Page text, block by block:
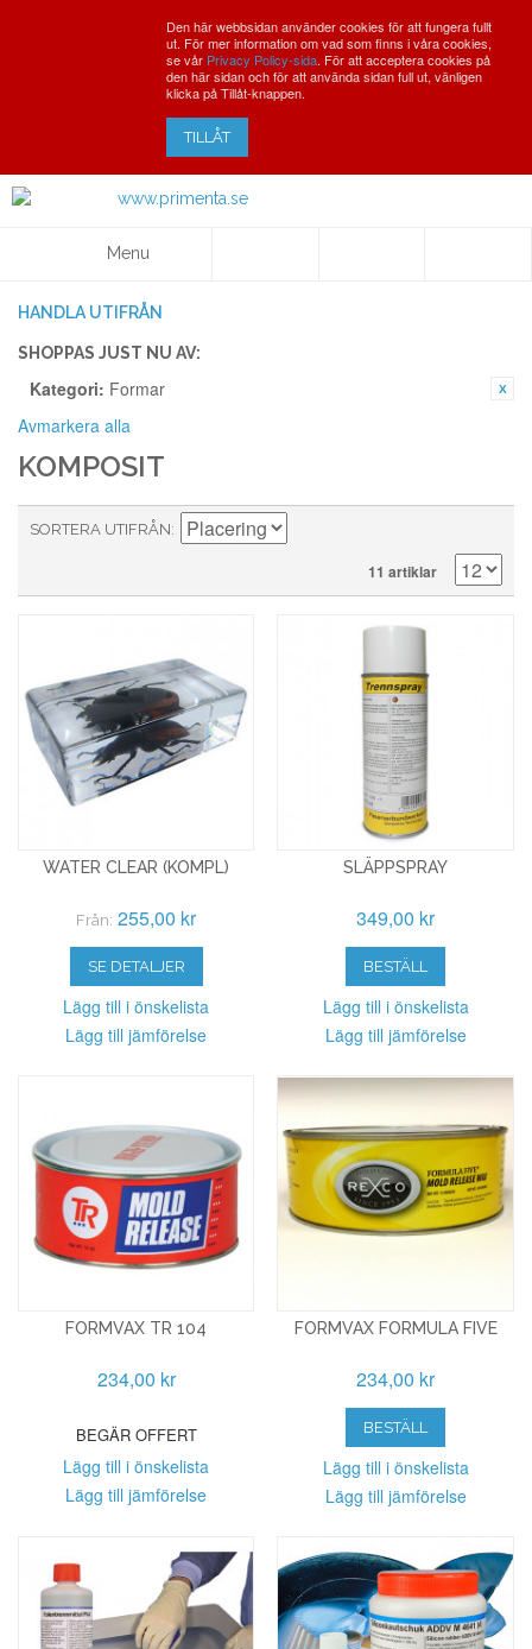
Den här webbsidan använder cookies för att fungera fullt
ut. För mer information om vad som finns i våra cookies,
se vår Privacy Policy-sida. För att acceptera cookies på
den här sidan och för att använda sidan full ut, vänligen
klicka på Tillåt-knappen.
TILLÅT
Menu
HANDLA UTIFRÅN
SHOPPAS JUST NU AV:
Kategori: Formar
Avmarkera alla
KOMPOSIT
SORTERA UTIFRÅN
11 artiklar
WATER CLEAR (KOMPL)
Från: 255,00 kr
SE DETALJER
Lägg till i önskelista
Lägg till jämförelse
SLÄPPSPRAY
349,00 kr
BESTÄLL
Lägg till i önskelista
Lägg till jämförelse
FORMVAX TR 104
234,00 kr
BEGÄR OFFERT
Lägg till i önskelista
Lägg till jämförelse
FORMVAX FORMULA FIVE
234,00 kr
BESTÄLL
Lägg till i önskelista
Lägg till jämförelse